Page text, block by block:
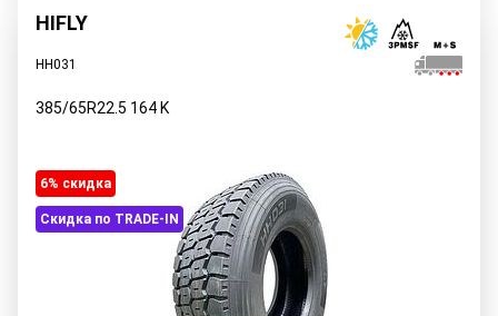
HIFLY
HH031
385/65R22.5 164 K
6% cкидка
Скидка по TRADE-IN